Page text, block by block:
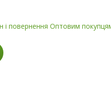
і повернення Оптовим